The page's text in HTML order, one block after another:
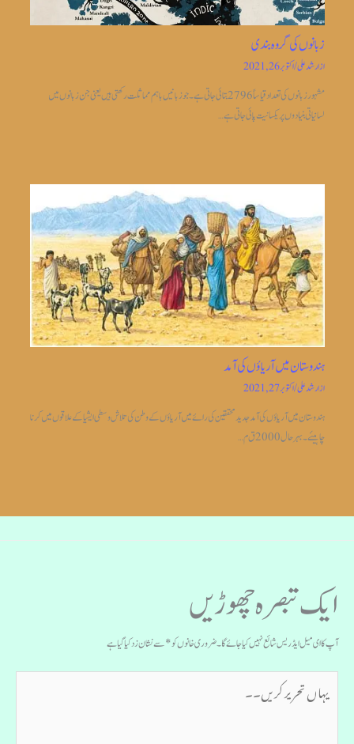
زبانوں کی گروہ بندی
ازارشد علی/اکتوبر 26, 2021
مشہور زبانوں کی تعداد قیاساً2796 بتائی جاتی ہے ۔جو زبانیں باہم مماثلت رکھتی ہیں یعنی جن زبانوں میں
لسانیاتی بنیادوں پر یکسانیت پائی جاتی ہے…
ہندوستان میں آریاؤں کی آمد
ازارشد علی/اکتوبر 27, 2021
ہندوستان میں آریاؤں کی آمد جدیدمحققین کی رائے میں آریاؤں کے وطن کی تلاش وسطی ایشیا کے علاقوں میں کرنا
چاہیئے۔بہر حال 2000 ق م…
ایک تبصرہ چھوڑیں
آپ کا ای میل ایڈریس شائع نہیں کیا جائے گا۔ضروری خانوں کو*سے نشان زد کیا گیا ہے
تحریر